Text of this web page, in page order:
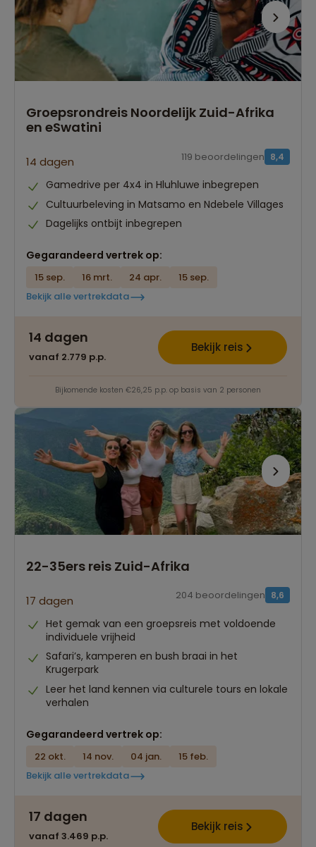
Persoonlijk én deskundig reisadvies
Best beoordeelde reisroutes
Groepsrondreis Noordelijk Zuid-Afrika
en eSwatini
14 dagen 8,4
119 beoordelingen
Gamedrive per 4x4 in Hluhluwe inbegrepen
Cultuurbeleving in Matsamo en Ndebele Villages
Dagelijks ontbijt inbegrepen
Gegarandeerd vertrek op:
15 sep. 16 mrt. 24 apr.
15 sep.
Bekijk alle vertrekdata
14 dagen
vanaf 2.779 p.p.
Bekijk reis
Bijkomende kosten €26,25 p.p. op basis van 2 personen
22-35ers reis Zuid-Afrika
17 dagen 8,6
204 beoordelingen
Het gemak van een groepsreis met voldoende
individuele vrijheid
Safari’s, kamperen en bush braai in het
Krugerpark
Leer het land kennen via culturele tours en lokale
verhalen
Gegarandeerd vertrek op:
22 okt. 14 nov. 04 jan.
15 feb.
Bekijk alle vertrekdata
17 dagen
vanaf 3.469 p.p.
Bekijk reis